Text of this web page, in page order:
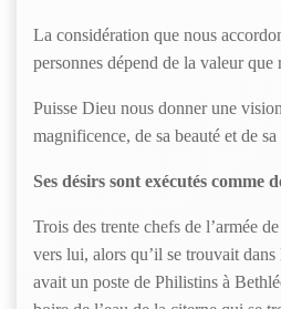
La considération que nous
personnes dépend de la valeur que
Puisse Dieu nous donner une
magnificence, de sa beauté et de
Ses désirs sont exécutés comme
Trois des trente chefs de l’armée
vers lui, alors qu’il se trouvait
avait un poste de Philistins à